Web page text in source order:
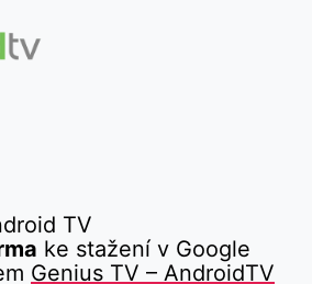
TV
ke stažení v Google
Genius TV – AndroidTV